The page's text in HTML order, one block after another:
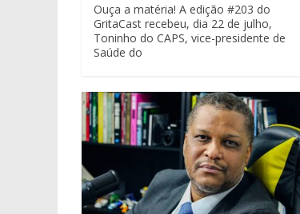
Ouça a matéria! A edição #203 do
GritaCast recebeu, dia 22 de julho,
Toninho do CAPS, vice-presidente de
Saúde do